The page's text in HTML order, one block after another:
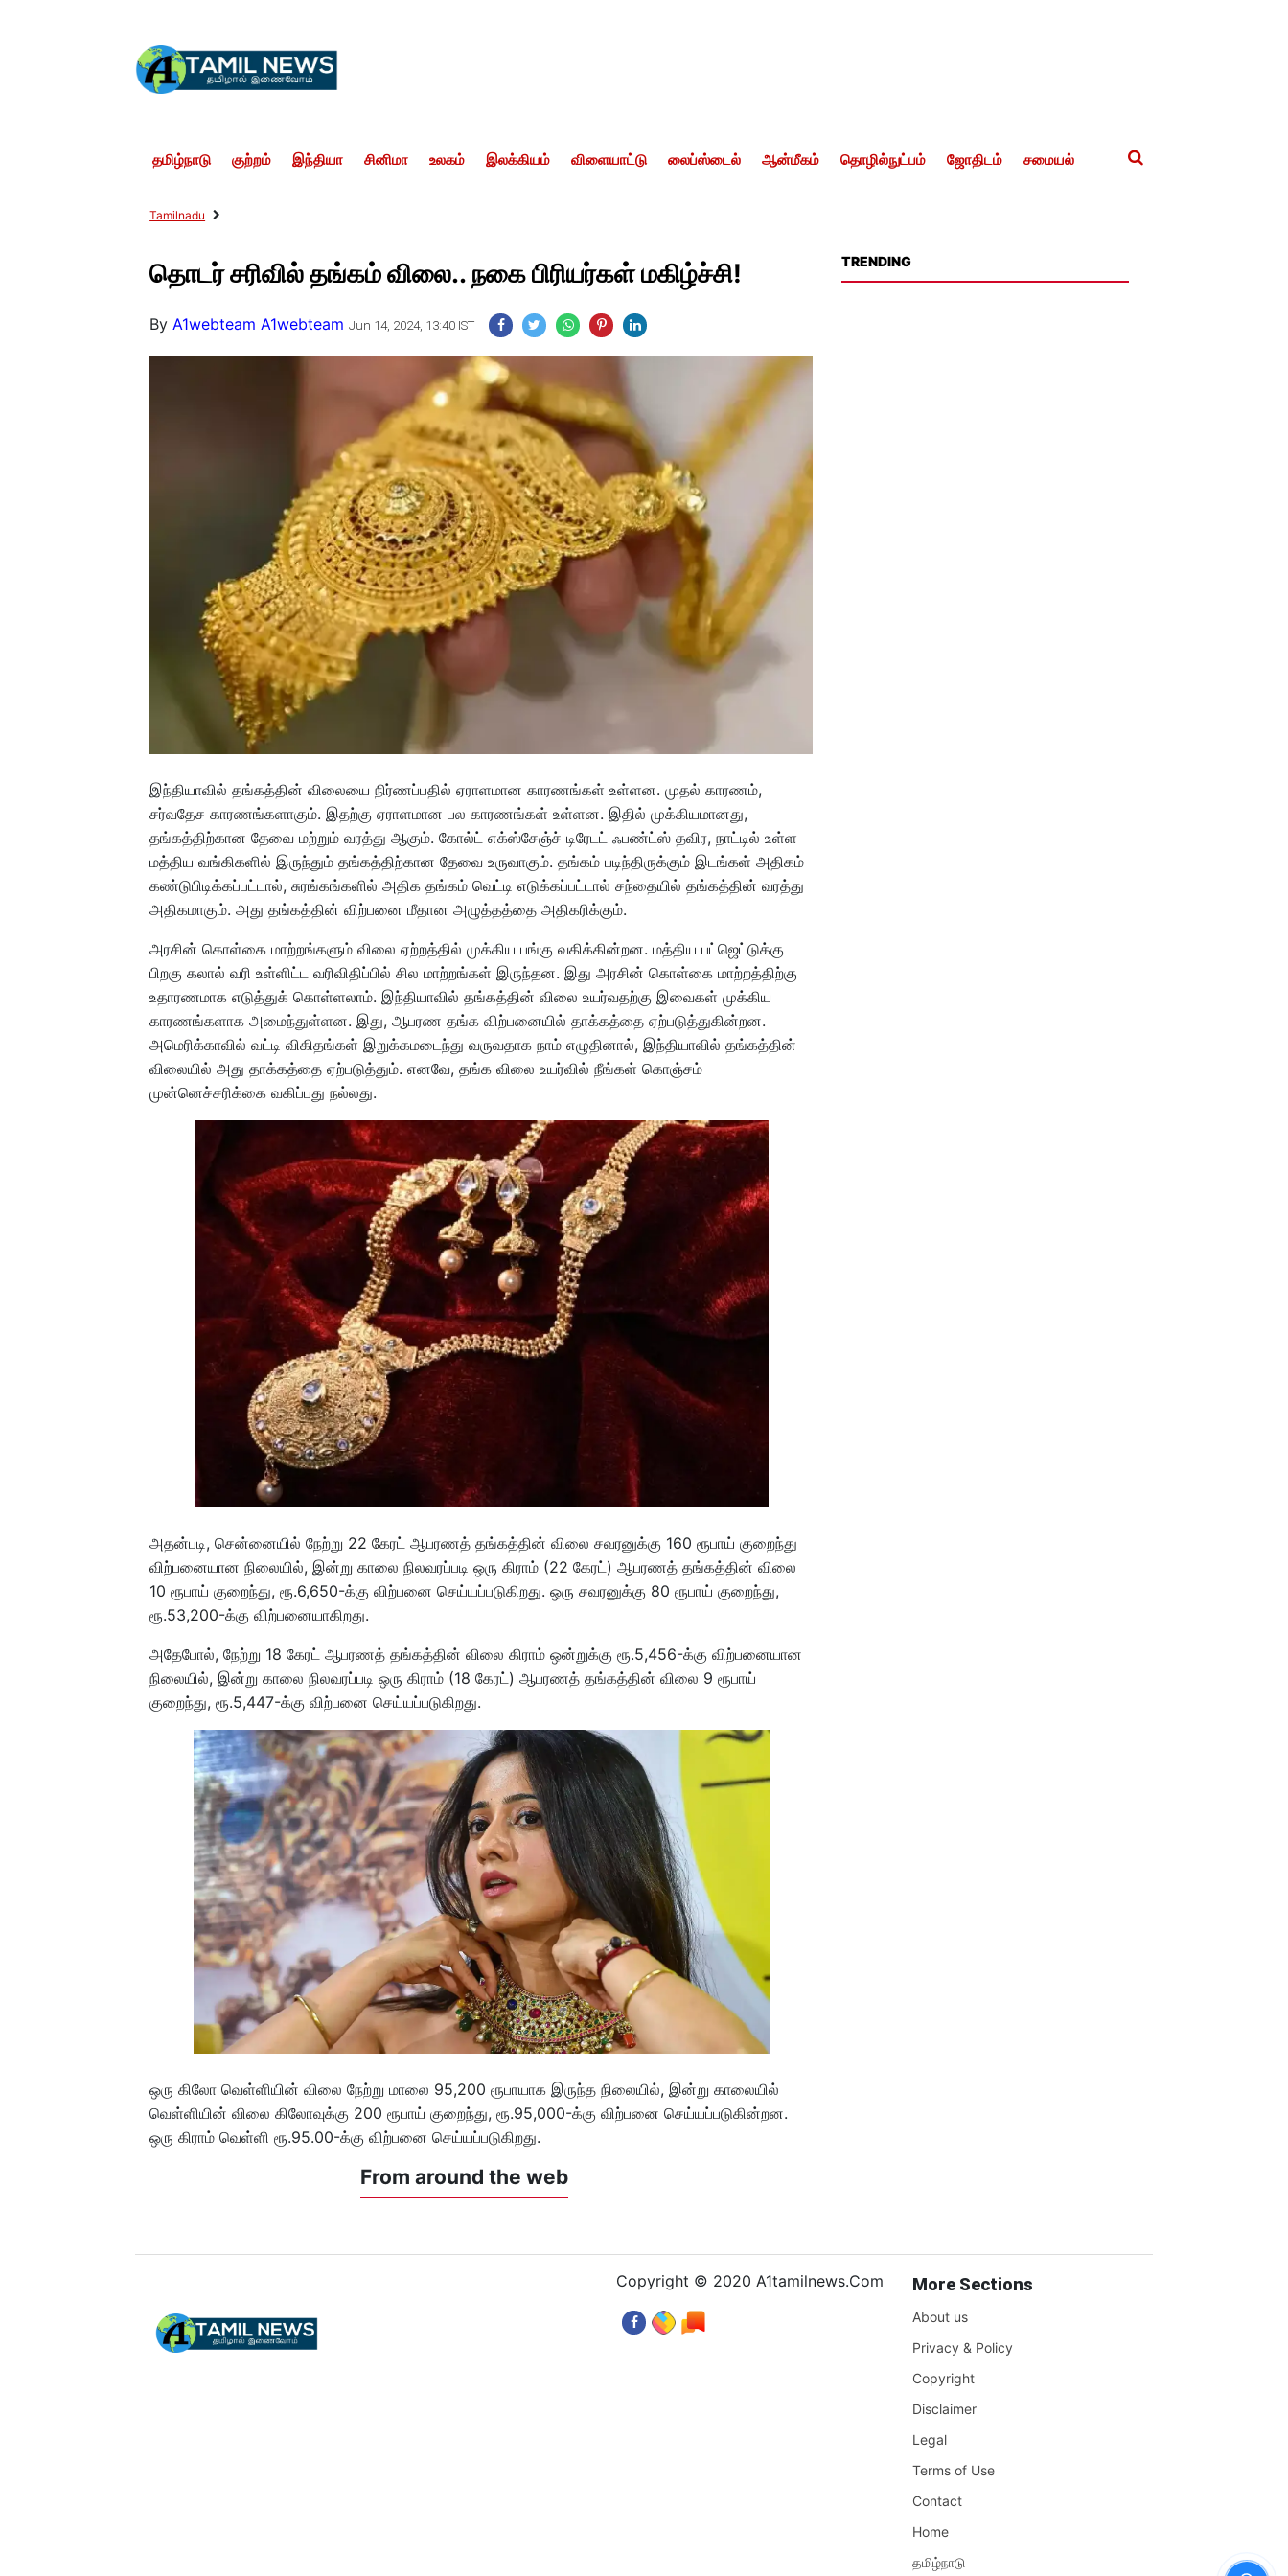
தமிழ்நாடு குற்றம் இந்தியா சினிமா உலகம் இலக்கியம் விளையாட்டு லைப்ஸ்டைல் ஆன்மீகம் தொழில்நுட்பம் ஜோதிடம் சமையல்
Tamilnadu
தொடர் சரிவில் தங்கம் விலை.. நகை பிரியர்கள் மகிழ்ச்சி!
ByA1webteam A1webteam Jun 14, 2024, 13:40 IST
இந்தியாவில் தங்கத்தின் விலையை நிர்ணப்பதில் ஏராளமான காரணங்கள் உள்ளன. முதல் காரணம்,
சர்வதேச காரணங்களாகும். இதற்கு ஏராளமான பல காரணங்கள் உள்ளன. இதில் முக்கியமானது,
தங்கத்திற்கான தேவை மற்றும் வரத்து ஆகும். கோல்ட் எக்ஸ்சேஞ்ச் டிரேடட் ஃபண்ட்ஸ் தவிர, நாட்டில் உள்ள
மத்திய வங்கிகளில் இருந்தும் தங்கத்திற்கான தேவை உருவாகும். தங்கம் படிந்திருக்கும் இடங்கள் அதிகம்
கண்டுபிடிக்கப்பட்டால், சுரங்கங்களில் அதிக தங்கம் வெட்டி எடுக்கப்பட்டால் சந்தையில் தங்கத்தின் வரத்து
அதிகமாகும். அது தங்கத்தின் விற்பனை மீதான அழுத்தத்தை அதிகரிக்கும்.
அரசின் கொள்கை மாற்றங்களும் விலை ஏற்றத்தில் முக்கிய பங்கு வகிக்கின்றன. மத்திய பட்ஜெட்டுக்கு
பிறகு கலால் வரி உள்ளிட்ட வரிவிதிப்பில் சில மாற்றங்கள் இருந்தன. இது அரசின் கொள்கை மாற்றத்திற்கு
உதாரணமாக எடுத்துக் கொள்ளலாம். இந்தியாவில் தங்கத்தின் விலை உயர்வதற்கு இவைகள் முக்கிய
காரணங்களாக அமைந்துள்ளன. இது, ஆபரண தங்க விற்பனையில் தாக்கத்தை ஏற்படுத்துகின்றன.
அமெரிக்காவில் வட்டி விகிதங்கள் இறுக்கமடைந்து வருவதாக நாம் எழுதினால், இந்தியாவில் தங்கத்தின்
விலையில் அது தாக்கத்தை ஏற்படுத்தும். எனவே, தங்க விலை உயர்வில் நீங்கள் கொஞ்சம்
முன்னெச்சரிக்கை வகிப்பது நல்லது.
அதன்படி, சென்னையில் நேற்று 22 கேரட் ஆபரணத் தங்கத்தின் விலை சவரனுக்கு 160 ரூபாய் குறைந்து
விற்பனையான நிலையில், இன்று காலை நிலவரப்படி ஒரு கிராம் (22 கேரட்) ஆபரணத் தங்கத்தின் விலை
10 ரூபாய் குறைந்து, ரூ.6,650-க்கு விற்பனை செய்யப்படுகிறது. ஒரு சவரனுக்கு 80 ரூபாய் குறைந்து,
ரூ.53,200-க்கு விற்பனையாகிறது.
அதேபோல், நேற்று 18 கேரட் ஆபரணத் தங்கத்தின் விலை கிராம் ஒன்றுக்கு ரூ.5,456-க்கு விற்பனையான
நிலையில், இன்று காலை நிலவரப்படி ஒரு கிராம் (18 கேரட்) ஆபரணத் தங்கத்தின் விலை 9 ரூபாய்
குறைந்து, ரூ.5,447-க்கு விற்பனை செய்யப்படுகிறது.
ஒரு கிலோ வெள்ளியின் விலை நேற்று மாலை 95,200 ரூபாயாக இருந்த நிலையில், இன்று காலையில்
வெள்ளியின் விலை கிலோவுக்கு 200 ரூபாய் குறைந்து, ரூ.95,000-க்கு விற்பனை செய்யப்படுகின்றன.
ஒரு கிராம் வெள்ளி ரூ.95.00-க்கு விற்பனை செய்யப்படுகிறது.
From around the web
TRENDING
Copyright © 2020 A1tamilnews.Com More Sections
About us
Privacy & Policy
Copyright
Disclaimer
Legal
Terms of Use
Contact
Home
தமிழ்நாடு